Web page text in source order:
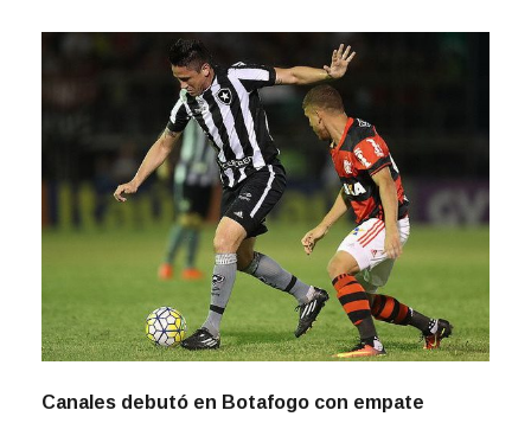
Canales debutó en Botafogo con empate